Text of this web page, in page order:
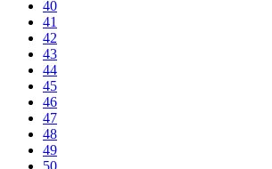
40
41
42
43
44
45
46
47
48
49